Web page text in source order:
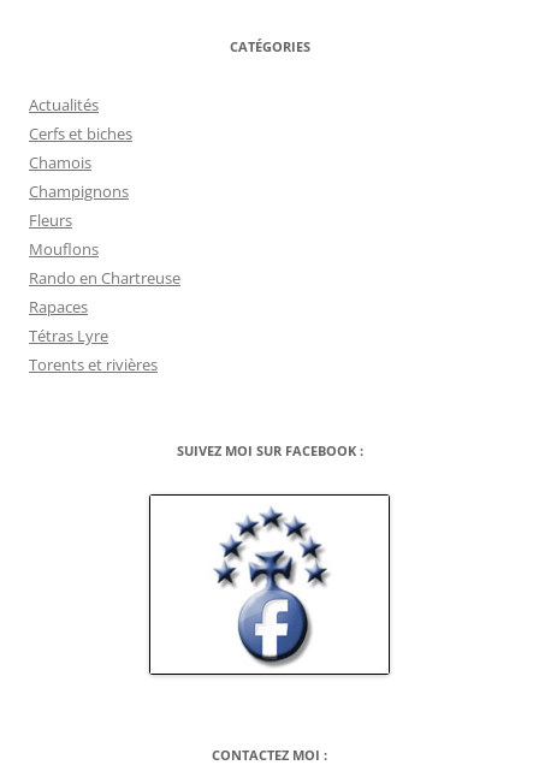
CATÉGORIES
Actualités
Cerfs et biches
Chamois
Champignons
Fleurs
Mouflons
Rando en Chartreuse
Rapaces
Tétras Lyre
Torents et rivières
SUIVEZ MOI SUR FACEBOOK :
CONTACTEZ MOI :